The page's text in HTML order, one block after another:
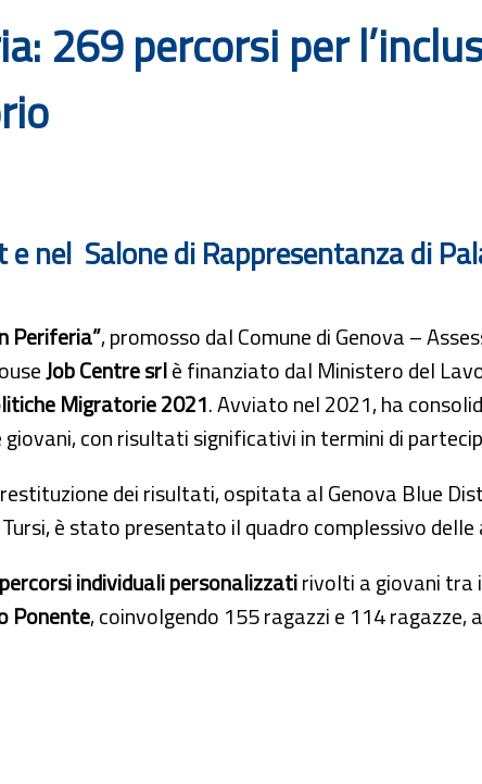
269 percorsi per
nel Salone di Rappresentanza di
Periferia”, promosso dal Comune di Genova –
Job Centre srlè finanziato dal Ministero del
Migratorie 2021. Avviato nel 2021, ha
con risultati significativi in termini di
dei risultati, ospitata al Genova Blue
è stato presentato il quadro complessivo
individuali personalizzatirivolti a giovani tra i
Ponente, coinvolgendo 155 ragazzi e 114 ragazze,